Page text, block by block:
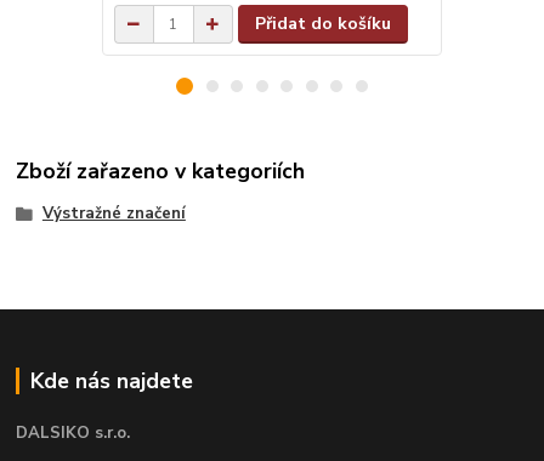
Přidat do košíku
Zboží zařazeno v kategoriích
Výstražné značení
Kde nás najdete
DALSIKO s.r.o.